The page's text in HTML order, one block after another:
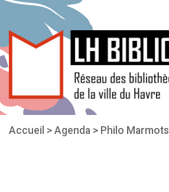
Aller au contenu principal
Vous êtes ici
Accueil Agenda Philo Marmots